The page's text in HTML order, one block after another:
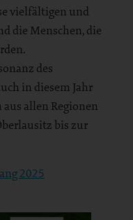
vielfältigen und
die Menschen, die
des
in diesem Jahr
allen Regionen
bis zur
2025